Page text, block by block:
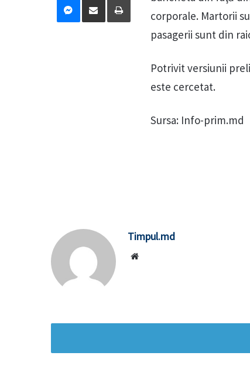
corporale. Martorii
pasagerii sunt din
Potrivit versiunii
este cercetat.
Sursa: Info-prim.md
Timpul.md